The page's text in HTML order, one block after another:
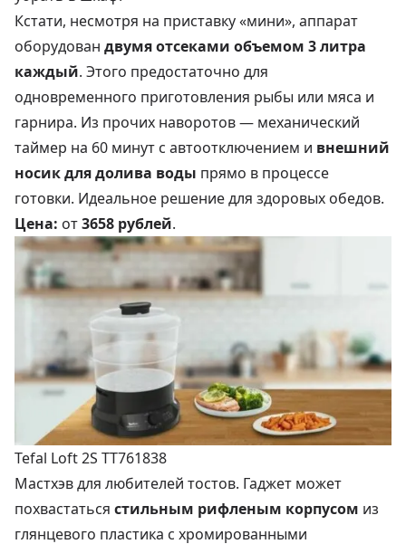
Кстати, несмотря на приставку «мини», аппарат
оборудован двумя отсеками объемом 3 литра
каждый. Этого предостаточно для
одновременного приготовления рыбы или мяса и
гарнира. Из прочих наворотов — механический
таймер на 60 минут с автоотключением и внешний
носик для долива воды прямо в процессе
готовки. Идеальное решение для здоровых обедов.
Цена: от3658 рублей.
Tefal Loft 2S TT761838
Мастхэв для любителей тостов. Гаджет может
похвастаться стильным рифленым корпусом из
глянцевого пластика с хромированными